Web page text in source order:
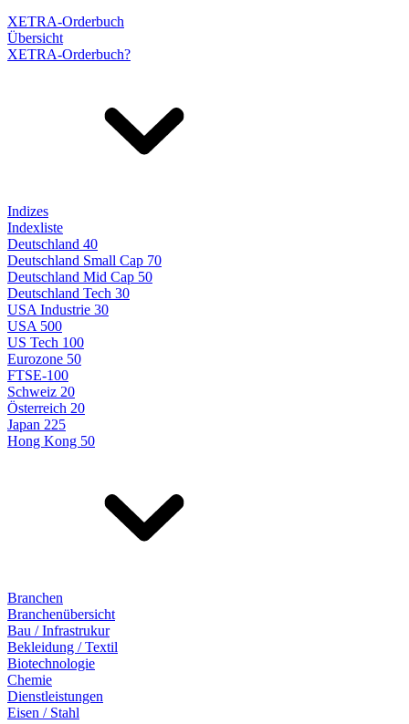
XETRA-Orderbuch
Übersicht
XETRA-Orderbuch?
Indizes
Indexliste
Deutschland 40
Deutschland Small Cap 70
Deutschland Mid Cap 50
Deutschland Tech 30
USA Industrie 30
USA 500
US Tech 100
Eurozone 50
FTSE-100
Schweiz 20
Österreich 20
Japan 225
Hong Kong 50
Branchen
Branchenübersicht
Bau / Infrastrukur
Bekleidung / Textil
Biotechnologie
Chemie
Dienstleistungen
Eisen / Stahl